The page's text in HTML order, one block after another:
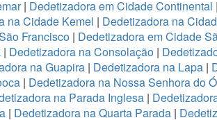
| Dedetizadora em Cidade Continental |
na Cidade Kemel | Dedetizadora na
Francisco | Dedetizadora em Cidade
| Dedetizadora na Consolação |
na Guapira | Dedetizadora na Lapa |
| Dedetizadora na Nossa Senhora do Ó
na Parada Inglesa |
| Dedetizadora na Quarta Parada |